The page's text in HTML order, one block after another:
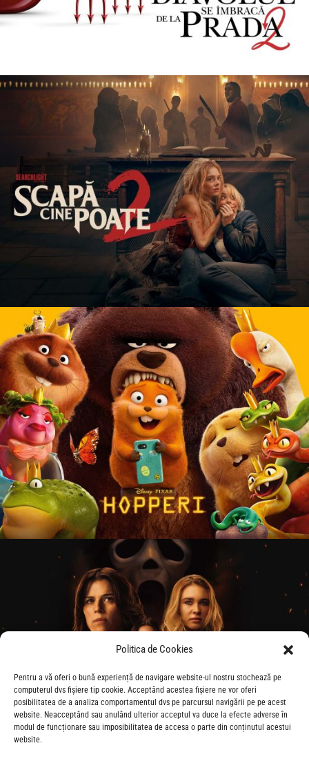
Politica de Cookies
Pentru a vă oferi o bună experiență de navigare website-ul nostru stochează pe
computerul dvs fișiere tip cookie. Acceptând acestea fișiere ne vor oferi
posibilitatea de a analiza comportamentul dvs pe parcursul navigării pe pe acest
website. Neacceptând sau anulând ulterior acceptul va duce la efecte adverse în
modul de funcționare sau imposibilitatea de accesa o parte din conținutul acestui
website.